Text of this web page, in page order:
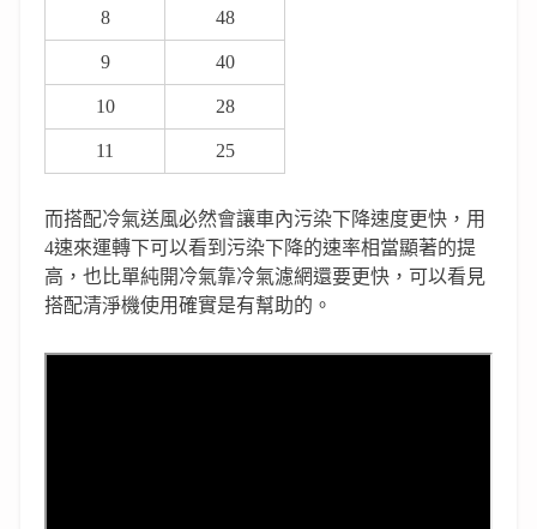
8 48
9 40
10 28
11 25
而搭配冷氣送風必然會讓車內污染下降速度更快，用
4速來運轉下可以看到污染下降的速率相當顯著的提
高，也比單純開冷氣靠冷氣濾網還要更快，可以看見
搭配清淨機使用確實是有幫助的。